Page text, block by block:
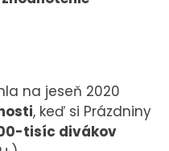
na jeseň 2020
, keď si Prázdniny
tisíc divákov